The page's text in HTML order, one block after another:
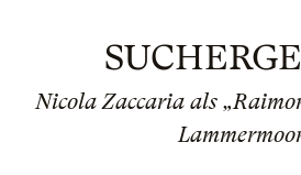
Nicola Zaccaria als